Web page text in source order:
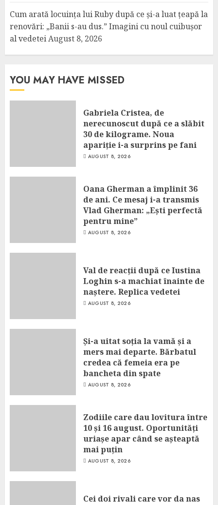
Cum arată locuința lui Ruby după ce și-a luat țeapă la
renovări: „Banii s-au dus.” Imagini cu noul cuibușor
al vedeteiAugust 8, 2026
YOU MAY HAVE MISSED
Gabriela Cristea, de
nerecunoscut după ce a slăbit
30 de kilograme. Noua
apariție i-a surprins pe fani
AUGUST 8, 2026
Oana Gherman a împlinit 36
de ani. Ce mesaj i-a transmis
Vlad Gherman: „Ești perfectă
pentru mine”
AUGUST 8, 2026
Val de reacții după ce Iustina
Loghin s-a machiat înainte de
naștere. Replica vedetei
AUGUST 8, 2026
Și-a uitat soția la vamă și a
mers mai departe. Bărbatul
credea că femeia era pe
bancheta din spate
AUGUST 8, 2026
Zodiile care dau lovitura între
10 și 16 august. Oportunități
uriașe apar când se așteaptă
mai puțin
AUGUST 8, 2026
Cei doi rivali care vor da nas